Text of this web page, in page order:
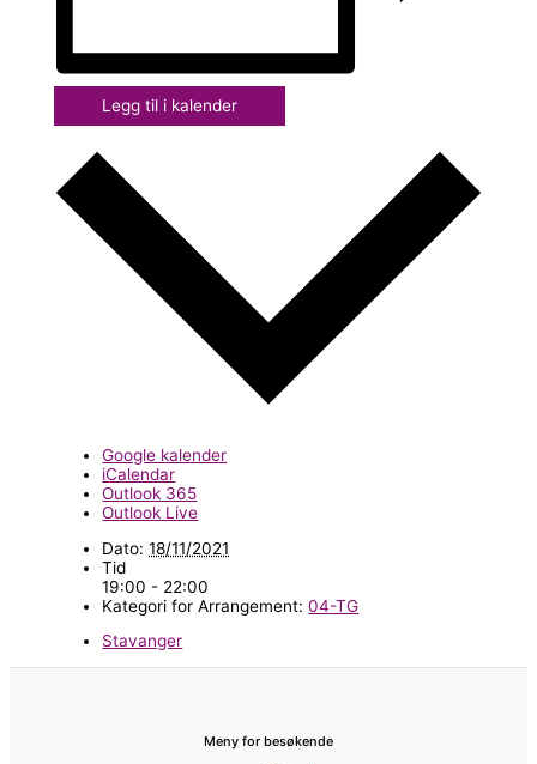
Legg til i kalender
Google kalender
iCalendar
Outlook 365
Outlook Live
Dato: 18/11/2021
Tid
19:00 - 22:00
Kategori for Arrangement: 04-TG
Stavanger
Meny for besøkende